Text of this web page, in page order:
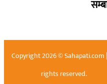
Copyright 2026 © Sahapati.com
rights reserved.